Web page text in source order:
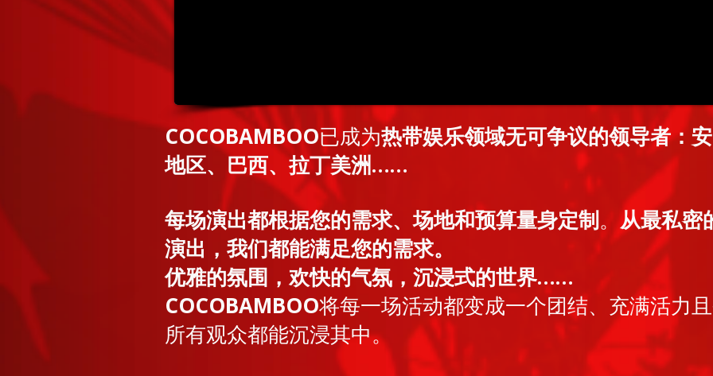
COCOBAMBOO已成为热带娱乐领域无可争议的领导者：
地区、巴西、拉丁美洲……
每场演出都根据您的需求、场地和预算量身定制。从最私密
演出，我们都能满足您的需求。
优雅的氛围，欢快的气氛，沉浸式的世界……
COCOBAMBOO将每一场活动都变成一个团结、充满活力
所有观众都能沉浸其中。